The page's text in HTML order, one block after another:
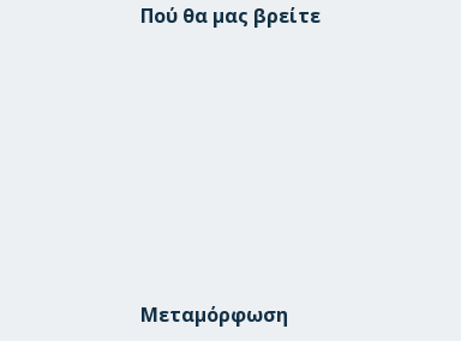
Πού θα μας βρείτε
Μεταμόρφωση